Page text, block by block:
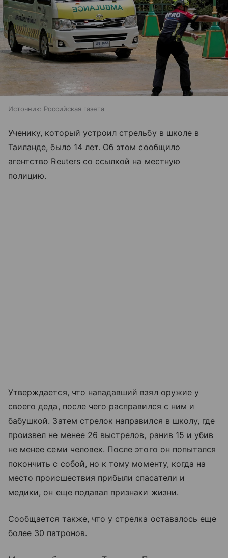
Источник: Российская газета
Ученику, который устроил стрельбу в школе в
Таиланде, было 14 лет. Об этом сообщило
агентство Reuters со ссылкой на местную
полицию.
Утверждается, что нападавший взял оружие у
своего деда, после чего расправился с ним и
бабушкой. Затем стрелок направился в школу, где
произвел не менее 26 выстрелов, ранив 15 и убив
не менее семи человек. После этого он попытался
покончить с собой, но к тому моменту, когда на
место происшествия прибыли спасатели и
медики, он еще подавал признаки жизни.
Сообщается также, что у стрелка оставалось еще
более 30 патронов.